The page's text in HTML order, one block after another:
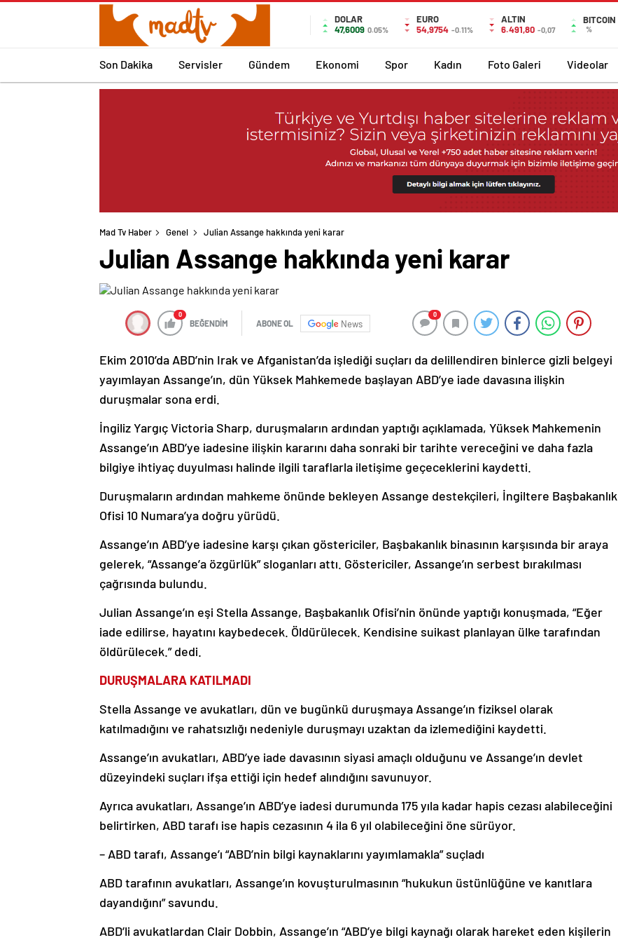
DOLAR
47,6009 0.05%
EURO
54,9754 -0.11%
ALTIN
6.491,80 -0,07
BITCOIN
%
Son Dakika Servisler Gündem Ekonomi Spor Kadın Foto Galeri Videolar
Mad Tv Haber Genel Julian Assange hakkında yeni karar
Julian Assange hakkında yeni karar
0
BEĞENDİM ABONE OL News
0
Ekim 2010’da ABD’nin Irak ve Afganistan’da işlediği suçları da delillendiren binlerce gizli belgeyi
yayımlayan Assange’ın, dün Yüksek Mahkemede başlayan ABD’ye iade davasına ilişkin
duruşmalar sona erdi.
İngiliz Yargıç Victoria Sharp, duruşmaların ardından yaptığı açıklamada, Yüksek Mahkemenin
Assange’ın ABD’ye iadesine ilişkin kararını daha sonraki bir tarihte vereceğini ve daha fazla
bilgiye ihtiyaç duyulması halinde ilgili taraflarla iletişime geçeceklerini kaydetti.
Duruşmaların ardından mahkeme önünde bekleyen Assange destekçileri, İngiltere Başbakanlık
Ofisi 10 Numara’ya doğru yürüdü.
Assange’ın ABD’ye iadesine karşı çıkan göstericiler, Başbakanlık binasının karşısında bir araya
gelerek, “Assange’a özgürlük” sloganları attı. Göstericiler, Assange’ın serbest bırakılması
çağrısında bulundu.
Julian Assange’ın eşi Stella Assange, Başbakanlık Ofisi’nin önünde yaptığı konuşmada, “Eğer
iade edilirse, hayatını kaybedecek. Öldürülecek. Kendisine suikast planlayan ülke tarafından
öldürülecek.” dedi.
DURUŞMALARA KATILMADI
Stella Assange ve avukatları, dün ve bugünkü duruşmaya Assange’ın fiziksel olarak
katılmadığını ve rahatsızlığı nedeniyle duruşmayı uzaktan da izlemediğini kaydetti.
Assange’ın avukatları, ABD’ye iade davasının siyasi amaçlı olduğunu ve Assange’ın devlet
düzeyindeki suçları ifşa ettiği için hedef alındığını savunuyor.
Ayrıca avukatları, Assange’ın ABD’ye iadesi durumunda 175 yıla kadar hapis cezası alabileceğini
belirtirken, ABD tarafı ise hapis cezasının 4 ila 6 yıl olabileceğini öne sürüyor.
– ABD tarafı, Assange’ı “ABD’nin bilgi kaynaklarını yayımlamakla” suçladı
ABD tarafının avukatları, Assange’ın kovuşturulmasının “hukukun üstünlüğüne ve kanıtlara
dayandığını” savundu.
ABD’li avukatlardan Clair Dobbin, Assange’ın “ABD’ye bilgi kaynağı olarak hareket eden kişilerin